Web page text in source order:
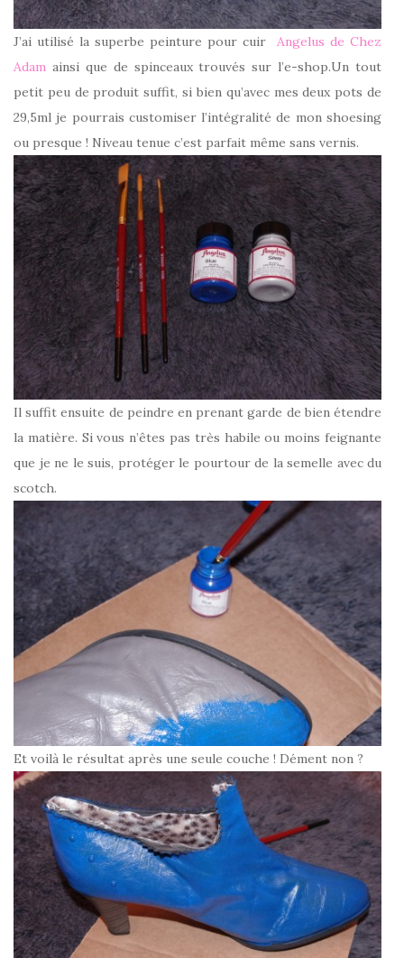
J’ai utilisé la superbe peinture pour cuir Angelus de Chez
Adam ainsi que de spinceaux trouvés sur l’e-shop.Un tout
petit peu de produit suffit, si bien qu’avec mes deux pots de
29,5ml je pourrais customiser l’intégralité de mon shoesing
ou presque ! Niveau tenue c’est parfait même sans vernis.
Il suffit ensuite de peindre en prenant garde de bien étendre
la matière. Si vous n’êtes pas très habile ou moins feignante
que je ne le suis, protéger le pourtour de la semelle avec du
scotch.
Et voilà le résultat après une seule couche ! Dément non ?